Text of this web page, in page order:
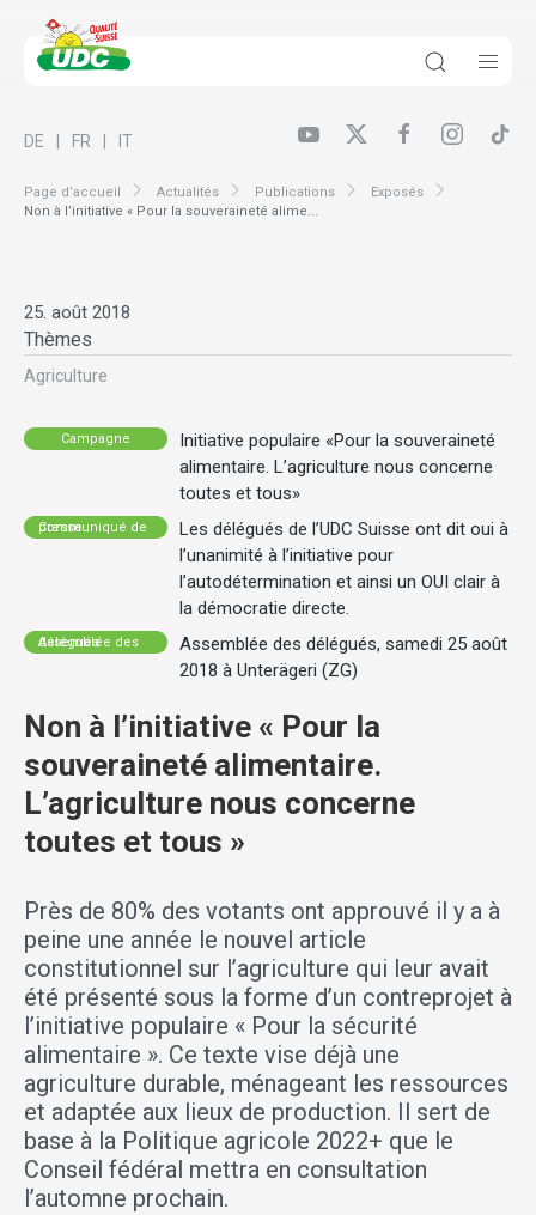
Page d’accueil Actualités Publications
Exposés
Non à l’initiative « Pour la souveraineté alime...
DE FR IT
25. août 2018
Thèmes
Agriculture
Campagne
Initiative populaire «Pour la souveraineté
alimentaire. L’agriculture nous concerne
toutes et tous»
Communiqué de presse
Les délégués de l’UDC Suisse ont dit oui à
l’unanimité à l’initiative pour
l’autodétermination et ainsi un OUI clair à
la démocratie directe.
Assemblée des délégués
Assemblée des délégués, samedi 25 août
2018 à Unterägeri (ZG)
Non à l’initiative « Pour la
souveraineté alimentaire.
L’agriculture nous concerne
toutes et tous »
Près de 80% des votants ont approuvé il y a à
peine une année le nouvel article
constitutionnel sur l’agriculture qui leur avait
été présenté sous la forme d’un contreprojet à
l’initiative populaire « Pour la sécurité
alimentaire ». Ce texte vise déjà une
agriculture durable, ménageant les ressources
et adaptée aux lieux de production. Il sert de
base à la Politique agricole 2022+ que le
Conseil fédéral mettra en consultation
l’automne prochain.